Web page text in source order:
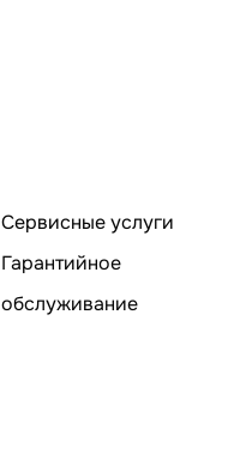
Сервисные услуги
Гарантийное
обслуживание